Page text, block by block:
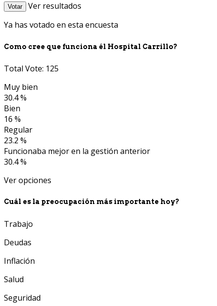
Votar
Ver resultados
Ya has votado en esta encuesta
Como cree que funciona él Hospital Carrillo?
Total Vote: 125
Muy bien
30.4 %
Bien
16 %
Regular
23.2 %
Funcionaba mejor en la gestión anterior
30.4 %
Ver opciones
Cuál es la preocupación más importante hoy?
Trabajo
Deudas
Inflación
Salud
Seguridad